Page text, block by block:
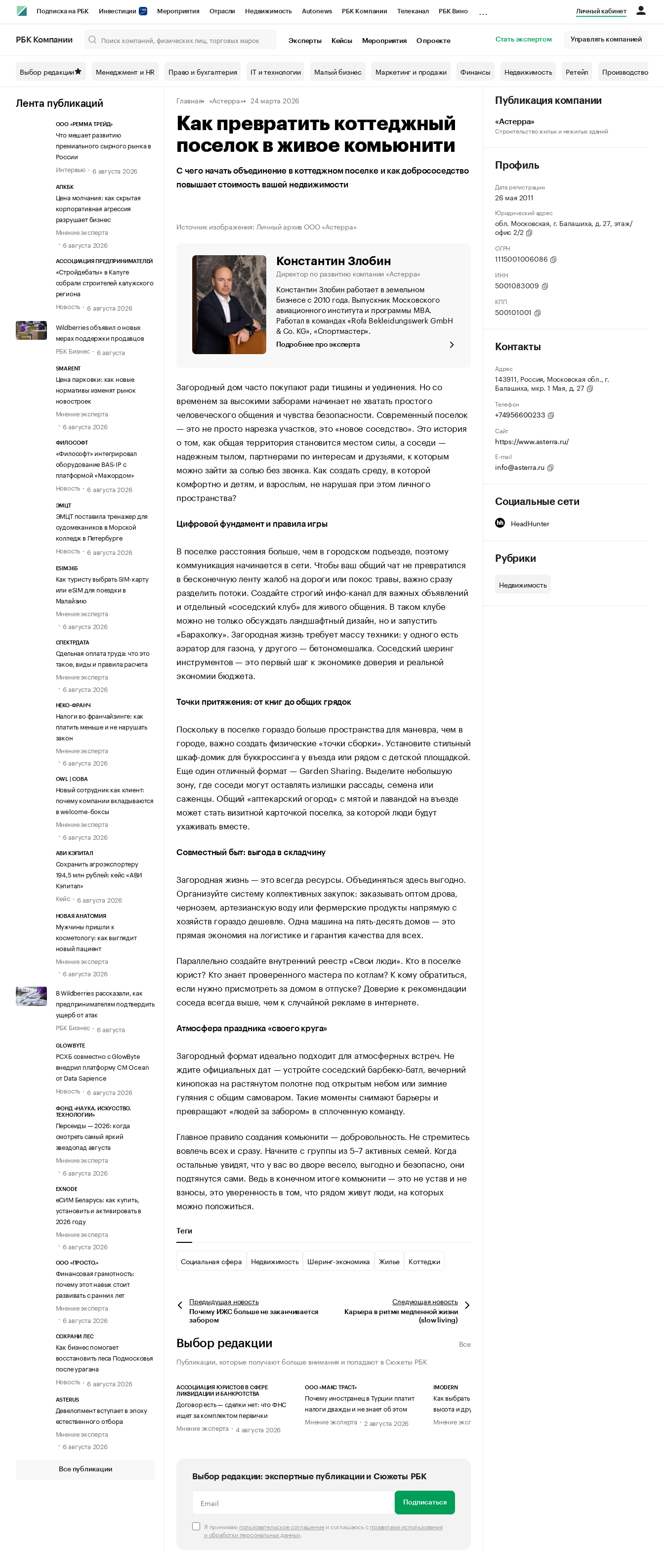
Подписка на РБК Инвестиции Мероприятия Отрасли Недвижимость Autonews РБК Компании Телеканал РБК Вино
Спецпроекты СПб Конференции СПб Спецпроекты Проверка контрагентов
Технологии и медиа Рынок наличной валюты
Личный кабинет
РБК Компании Эксперты Кейсы Мероприятия О проекте Стать экспертом Управлять компанией
Выбор редакции Менеджмент и HR Право и бухгалтерия IT и технологии Малый бизнес Маркетинг и продажи Финансы Недвижимость Ретейл Производство
Лента публикаций
ООО «РЕММА ТРЕЙД»
Что мешает развитию
премиального сырного рынка в
России
Интервью
6 августа 2026
АПКБК
Цена молчания: как скрытая
корпоративная агрессия
разрушает бизнес
Мнение эксперта
6 августа 2026
АССОЦИАЦИЯ ПРЕДПРИНИМАТЕЛЕЙ
«Стройдебаты» в Калуге
собрали строителей калужского
региона
Новость
6 августа 2026
Wildberries объявил о новых
мерах поддержки продавцов
РБК Бизнес
6 августа
SMARENT
Цена парковки: как новые
нормативы изменят рынок
новостроек
Мнение эксперта
6 августа 2026
ФИЛОСОФТ
«Философт» интегрировал
оборудование BAS-IP с
платформой «Мажордом»
Новость
6 августа 2026
ЭМЦТ
ЭМЦТ поставила тренажер для
судомехаников в Морской
колледж в Петербурге
Новость
6 августа 2026
ESIM365
Как туристу выбрать SIM-карту
или eSIM для поездки в
Малайзию
Мнение эксперта
6 августа 2026
СПЕКТРДАТА
Сдельная оплата труда: что это
такое, виды и правила расчета
Мнение эксперта
6 августа 2026
НЕКО-ФРАНЧ
Налоги во франчайзинге: как
платить меньше и не нарушать
закон
Мнение эксперта
6 августа 2026
OWL | СОВА
Новый сотрудник как клиент:
почему компании вкладываются
в welcome-боксы
Мнение эксперта
6 августа 2026
АВИ КЭПИТАЛ
Сохранить агроэкспортеру
194,5 млн рублей: кейс «АВИ
Кэпитал»
Кейс
6 августа 2026
НОВАЯ АНАТОМИЯ
Мужчины пришли к
косметологу: как выглядит
новый пациент
Мнение эксперта
6 августа 2026
В Wildberries рассказали, как
предпринимателям подтвердить
ущерб от атак
РБК Бизнес
6 августа
GLOWBYTE
РСХБ совместно с GlowByte
внедрил платформу CM Ocean
от Data Sapience
Новость
6 августа 2026
ФОНД «НАУКА. ИСКУССТВО.
ТЕХНОЛОГИИ»
Персеиды — 2026: когда
смотреть самый яркий
звездопад августа
Мнение эксперта
6 августа 2026
EXNODE
еСИМ Беларусь: как купить,
установить и активировать в
2026 году
Мнение эксперта
6 августа 2026
ООО «ПРОСТО.»
Финансовая грамотность:
почему этот навык стоит
развивать с ранних лет
Мнение эксперта
6 августа 2026
СОХРАНИ ЛЕС
Как бизнес помогает
восстановить леса Подмосковья
после урагана
Новость
6 августа 2026
ASTERUS
Девелопмент вступает в эпоху
естественного отбора
Мнение эксперта
6 августа 2026
Все публикации
Главная «Астерра» 24 марта 2026
Как превратить коттеджный
поселок в живое комьюнити
С чего начать объединение в коттеджном поселке и как добрососедство
повышает стоимость вашей недвижимости
Источник изображения: Личный архив ООО «Астерра»
Константин Злобин
Директор по развитию компании «Астерра»
Константин Злобин работает в земельном
бизнесе с 2010 года. Выпускник Московского
авиационного института и программы MBA.
Работал в командах «Rofa Bekleidungswerk GmbH
& Co. KG», «Спортмастер».
Подробнее про эксперта
Загородный дом часто покупают ради тишины и уединения. Но со
временем за высокими заборами начинает не хватать простого
человеческого общения и чувства безопасности. Современный поселок
— это не просто нарезка участков, это «новое соседство». Это история
о том, как общая территория становится местом силы, а соседи —
надежным тылом, партнерами по интересам и друзьями, к которым
можно зайти за солью без звонка. Как создать среду, в которой
комфортно и детям, и взрослым, не нарушая при этом личного
пространства?
Цифровой фундамент и правила игры
В поселке расстояния больше, чем в городском подъезде, поэтому
коммуникация начинается в сети. Чтобы ваш общий чат не превратился
в бесконечную ленту жалоб на дороги или покос травы, важно сразу
разделить потоки. Создайте строгий инфо-канал для важных объявлений
и отдельный «соседский клуб» для живого общения. В таком клубе
можно не только обсуждать ландшафтный дизайн, но и запустить
«Барахолку». Загородная жизнь требует массу техники: у одного есть
аэратор для газона, у другого — бетономешалка. Соседский шеринг
инструментов — это первый шаг к экономике доверия и реальной
экономии бюджета.
Точки притяжения: от книг до общих грядок
Поскольку в поселке гораздо больше пространства для маневра, чем в
городе, важно создать физические «точки сборки». Установите стильный
шкаф-домик для буккроссинга у въезда или рядом с детской площадкой.
Еще один отличный формат — Garden Sharing. Выделите небольшую
зону, где соседи могут оставлять излишки рассады, семена или
саженцы. Общий «аптекарский огород» с мятой и лавандой на въезде
может стать визитной карточкой поселка, за которой люди будут
ухаживать вместе.
Совместный быт: выгода в складчину
Загородная жизнь — это всегда ресурсы. Объединяться здесь выгодно.
Организуйте систему коллективных закупок: заказывать оптом дрова,
чернозем, артезианскую воду или фермерские продукты напрямую с
хозяйств гораздо дешевле. Одна машина на пять-десять домов — это
прямая экономия на логистике и гарантия качества для всех.
Параллельно создайте внутренний реестр «Свои люди». Кто в поселке
юрист? Кто знает проверенного мастера по котлам? К кому обратиться,
если нужно присмотреть за домом в отпуске? Доверие к рекомендации
соседа всегда выше, чем к случайной рекламе в интернете.
Атмосфера праздника «своего круга»
Загородный формат идеально подходит для атмосферных встреч. Не
ждите официальных дат — устройте соседский барбекю-батл, вечерний
кинопоказ на растянутом полотне под открытым небом или зимние
гуляния с общим самоваром. Такие моменты снимают барьеры и
превращают «людей за забором» в сплоченную команду.
Главное правило создания комьюнити — добровольность. Не стремитесь
вовлечь всех и сразу. Начните с группы из 5–7 активных семей. Когда
остальные увидят, что у вас во дворе весело, выгодно и безопасно, они
подтянутся сами. Ведь в конечном итоге комьюнити — это не устав и не
взносы, это уверенность в том, что рядом живут люди, на которых
можно положиться.
Теги
Социальная сфера Недвижимость Шеринг-экономика Жилье Коттеджи
Предыдущая новость
Почему ИЖС больше не заканчивается
забором
Следующаяновость
Карьера в ритме медленной жизни
(slow living)
Выбор редакции
Все
Публикации, которые получают больше внимания и попадают в Сюжеты РБК
АССОЦИАЦИЯ ЮРИСТОВ В СФЕРЕ
ЛИКВИДАЦИИ И БАНКРОТСТВА
Договор есть — сделки нет: что ФНС
ищет за комплектом первички
Мнение эксперта
4 августа 2026
ООО «МАКС ТРАСТ»
Почему иностранец в Турции платит
налоги дважды и не знает об этом
Мнение эксперта
2 августа 2026
IMODERN
Как выбрать журнальный столик:
высота и другие ключевые параметры
Мнение эксперта
Выбор редакции: экспертные публикации и Сюжеты РБК
Подписаться
Я принимаю пользовательское соглашениеи соглашаюсь с правилами использования
и обработки персональных данных.
Публикация компании
«Астерра»
Строительство жилых и нежилых зданий
Профиль
Дата регистрации
26 мая 2011
Юридический адрес
обл. Московская, г. Балашиха, д. 27, этаж/
офис 2/2
ОГРН
1115001006086
ИНН
5001083009
КПП
500101001
Контакты
Адрес
143911, Россия, Московская обл., г.
Балашиха, мкр. 1 Мая, д. 27
Телефон
+74956600233
Сайт
https://www.asterra.ru/
E-mail
info@asterra.ru
Социальные сети
HeadHunter
Рубрики
Недвижимость